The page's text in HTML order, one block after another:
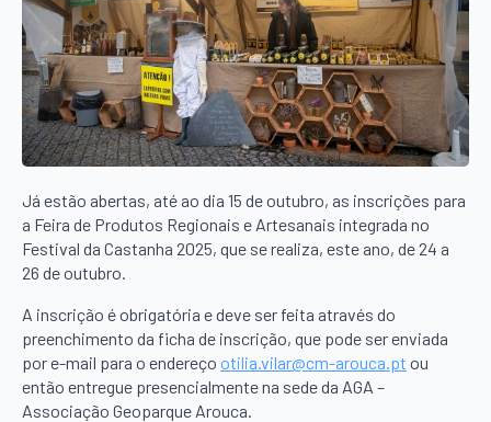
Já estão abertas, até ao dia 15 de outubro, as inscrições para
a Feira de Produtos Regionais e Artesanais integrada no
Festival da Castanha 2025, que se realiza, este ano, de 24 a
26 de outubro.
A inscrição é obrigatória e deve ser feita através do
preenchimento da ficha de inscrição, que pode ser enviada
por e-mail para o endereço otilia.vilar@cm-arouca.pt ou
então entregue presencialmente na sede da AGA –
Associação Geoparque Arouca.